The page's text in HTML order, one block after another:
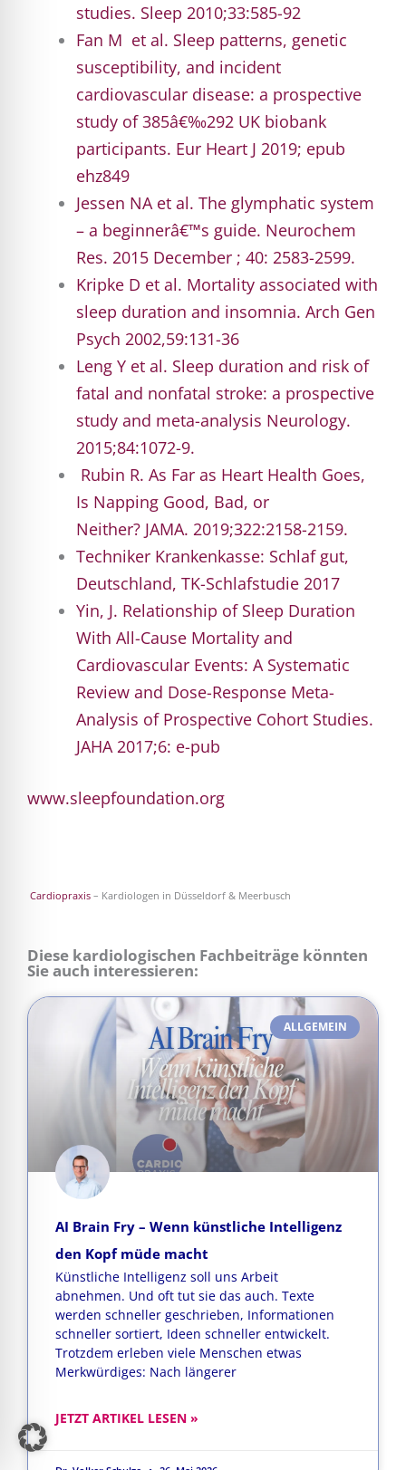
studies. Sleep 2010;33:585-92
Fan M et al. Sleep patterns, genetic
susceptibility, and incident
cardiovascular disease: a prospective
study of385â€‰292 UK biobank
participants. Eur Heart J 2019; epub
ehz849
Jessen NA et al. The glymphatic system
– a beginnerâ€™s guide. Neurochem
Res. 2015 December ; 40: 2583-2599.
Kripke D et al. Mortality associated with
sleep duration and insomnia. Arch Gen
Psych 2002,59:131-36
Leng Y et al. Sleep duration and risk of
fatal and nonfatal stroke: a prospective
study and meta-analysis Neurology.
2015;84:1072-9.
Rubin R. As Far as Heart Health Goes,
Is Napping Good, Bad, or
Neither? JAMA. 2019;322:2158-2159.
Techniker Krankenkasse: Schlaf gut,
Deutschland, TK-Schlafstudie 2017
Yin, J. Relationship ofSleep Duration
With All-Cause Mortality and
Cardiovascular Events: A Systematic
Review and Dose-Response Meta-
Analysis of Prospective Cohort Studies.
JAHA 2017;6: e-pub
www.sleepfoundation.org
Cardiopraxis – Kardiologen in Düsseldorf & Meerbusch
Diese kardiologischen Fachbeiträge könnten
Sie auch interessieren:
ALLGEMEIN
AI Brain Fry – Wenn künstliche Intelligenz
den Kopf müde macht
Künstliche Intelligenz soll uns Arbeit
abnehmen. Und oft tut sie das auch. Texte
werden schneller geschrieben, Informationen
schneller sortiert, Ideen schneller entwickelt.
Trotzdem erleben viele Menschen etwas
Merkwürdiges: Nach längerer
JETZT ARTIKEL LESEN »